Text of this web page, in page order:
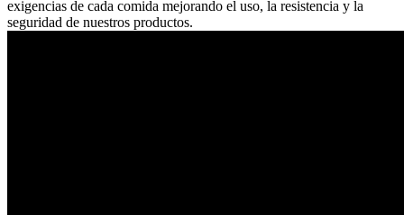
exigencias de cada comida mejorando el uso, la resistencia y la
seguridad de nuestros productos.